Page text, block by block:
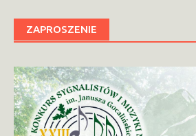
ZAPROSZENIE